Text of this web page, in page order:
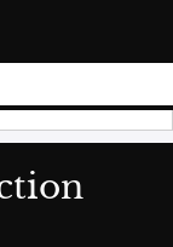
résultat pour